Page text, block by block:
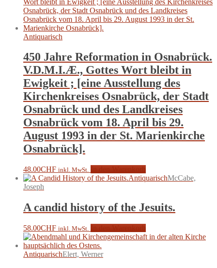
Antiquarisch
450 Jahre Reformation in Osnabrück.
V.D.M.I.Æ., Gottes Wort bleibt in
Ewigkeit ; [eine Ausstellung des
Kirchenkreises Osnabrück, der Stadt
Osnabrück und des Landkreises
Osnabrück vom 18. April bis 29.
August 1993 in der St. Marienkirche
Osnabrück].
48.00CHF inkl. MwSt.
AntiquarischMcCabe,
Joseph
A candid history of the Jesuits.
58.00CHF inkl. MwSt.
AntiquarischElert, Werner